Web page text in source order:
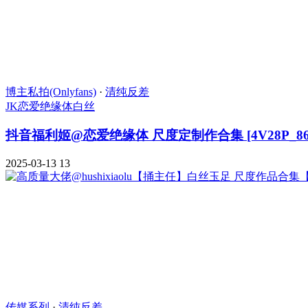
博主私拍(Onlyfans) · 清纯反差
JK恋爱绝缘体白丝
抖音福利姬@恋爱绝缘体 尺度定制作合集
2025-03-13 13